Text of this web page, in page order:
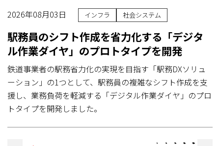
2026年08月03日 インフラ 社会システム
駅務員のシフト作成を省力化する「デジタ
ル作業ダイヤ」のプロトタイプを開発
鉄道事業者の駅務省力化の実現を目指す「駅務DXソリュ
ーション」の1つとして、駅務員の複雑なシフト作成を支
援し、業務負荷を軽減する「デジタル作業ダイヤ」のプロ
トタイプを開発しました。